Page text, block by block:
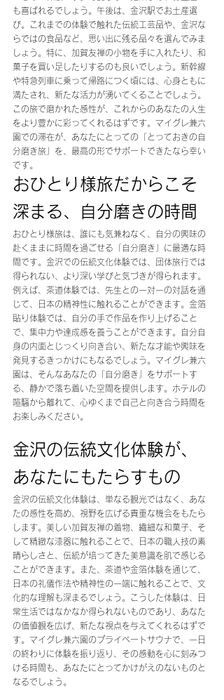
も喜ばれるでしょう。午後は、金沢駅でお土産選
び。これまでの体験で触れた伝統工芸品や、金沢な
らではの食品など、思い出に残る品々を選んでみま
しょう。特に、加賀友禅の小物を手に入れたり、和
菓子を買い足したりするのも良いでしょう。新幹線
や特急列車に乗って帰路につく頃には、心身ともに
満たされ、新たな活力が湧いてくることでしょう。
この旅で磨かれた感性が、これからのあなたの人生
をより豊かに彩ってくれるはずです。マイグレ兼六
園での滞在が、あなたにとっての「とっておきの自
分磨き旅」を、最高の形でサポートできたなら幸い
です。
おひとり様旅だからこそ
深まる、自分磨きの時間
おひとり様旅は、誰にも気兼ねなく、自分の興味の
赴くままに時間を過ごせる「自分磨き」に最適な時
間です。金沢での伝統文化体験では、団体旅行では
得られない、より深い学びと気づきが得られます。
例えば、茶道体験では、先生との一対一の対話を通
じて、日本の精神性に触れることができます。金箔
貼り体験では、自分の手で作品を作り上げること
で、集中力や達成感を養うことができます。自分自
身の内面とじっくり向き合い、新たな才能や興味を
発見するきっかけにもなるでしょう。マイグレ兼六
園は、そんなあなたの「自分磨き」をサポートす
る、静かで落ち着いた空間を提供します。ホテルの
喧騒から離れて、心ゆくまで自己と向き合う時間を
お楽しみください。
金沢の伝統文化体験が、
あなたにもたらすもの
金沢の伝統文化体験は、単なる観光ではなく、あな
たの感性を高め、視野を広げる貴重な機会をもたら
します。美しい加賀友禅の着物、繊細な和菓子、そ
して精緻な漆器に触れることで、日本の職人技の素
晴らしさと、伝統が培ってきた美意識を肌で感じる
ことができます。また、茶道や金箔体験を通じて、
日本の礼儀作法や精神性の一端に触れることで、文
化的な理解も深まるでしょう。こうした体験は、日
常生活ではなかなか得られないものであり、あなた
の価値観を広げ、新たな視点を与えてくれるはずで
す。マイグレ兼六園のプライベートサウナで、一日
の終わりに体験を振り返り、その感動を心に刻みつ
ける時間も、あなたにとってかけがえのないものと
なるでしょう。